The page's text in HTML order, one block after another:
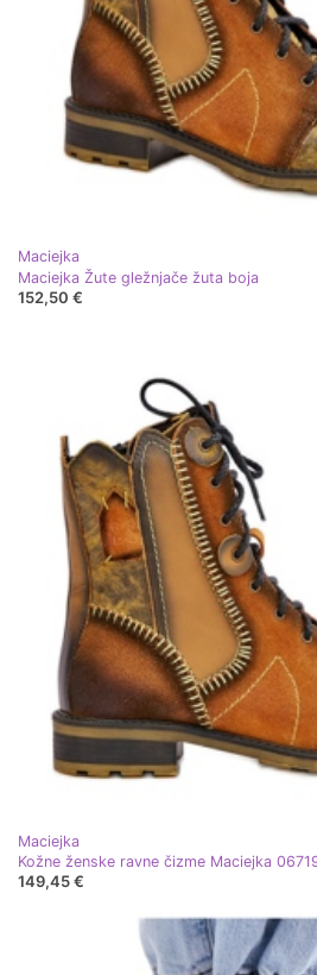
Maciejka
Maciejka Žute gležnjače žuta boja
152,50 €
Maciejka
Kožne ženske ravne čizme Maciejka
149,45 €